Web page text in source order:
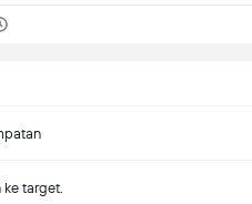
target.